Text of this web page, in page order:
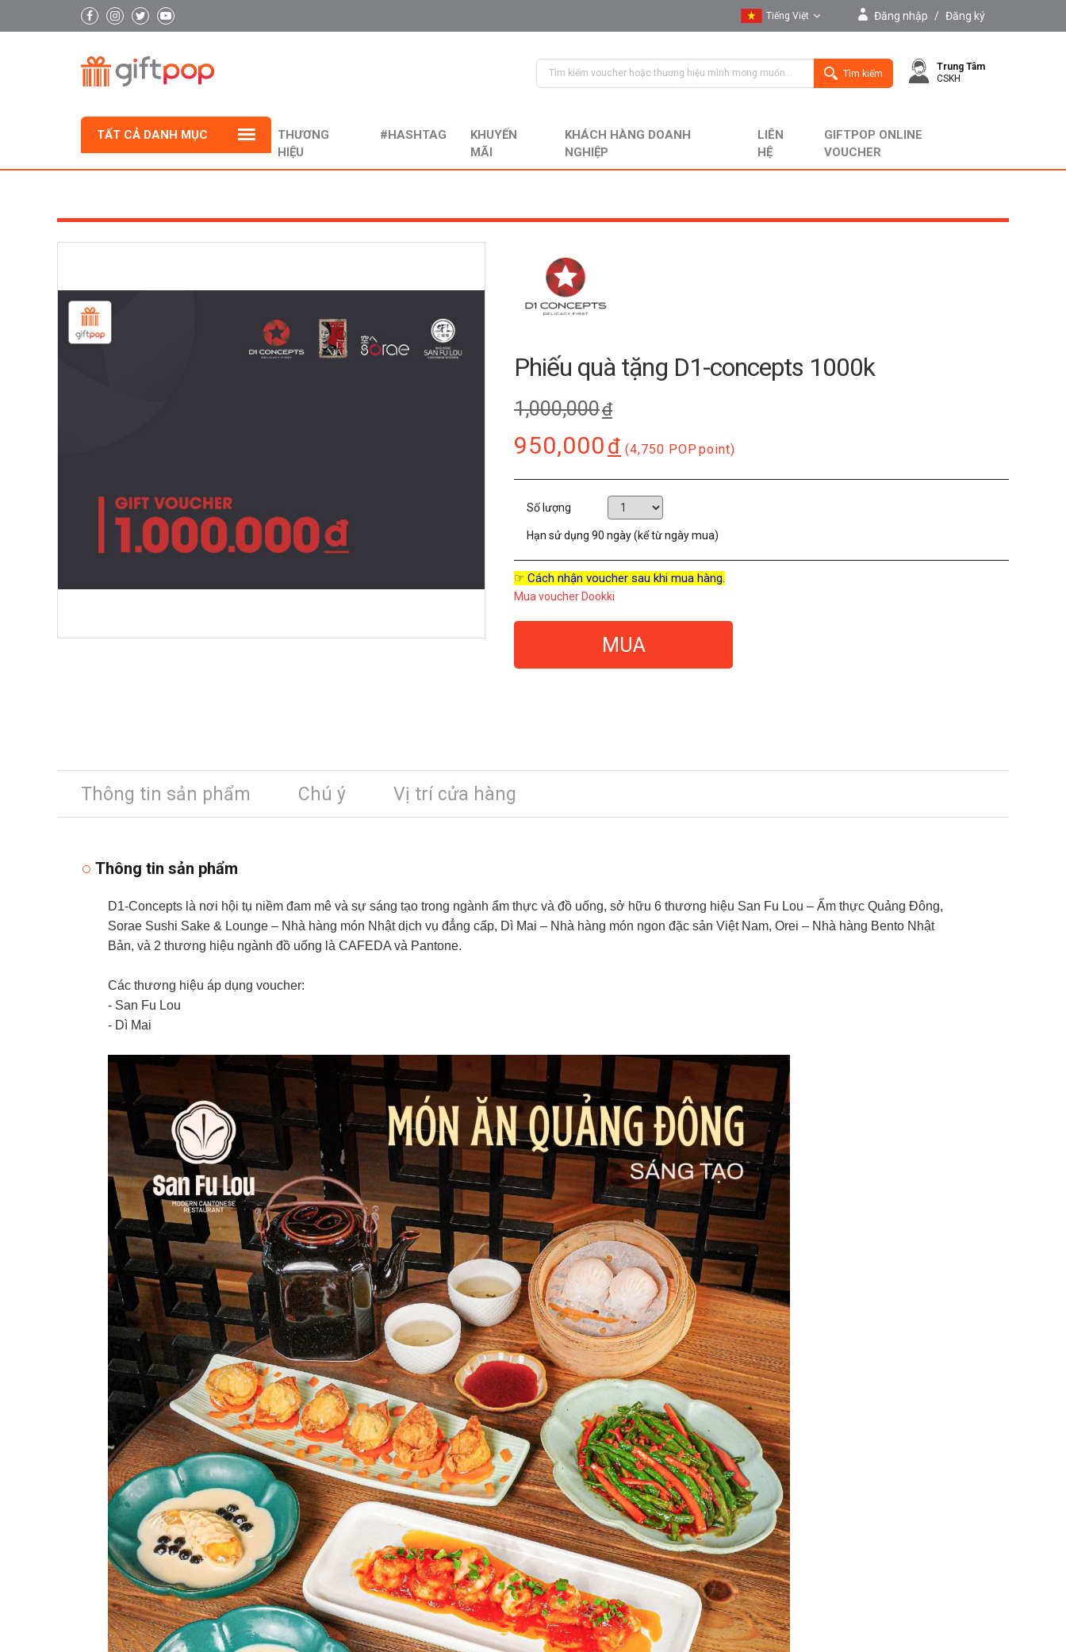
Tiếng Việt
English
Đăng nhập / Đăng ký
Tìm kiếm
Trung Tâm
CSKH
TẤT CẢ DANH MỤC
THƯƠNG
HIỆU
#HASHTAG
KHUYẾN
MÃI
KHÁCH HÀNG DOANH
NGHIỆP
LIÊN
HỆ
GIFTPOP ONLINE
VOUCHER
Phiếu quà tặng D1-concepts 1000k
1,000,000đ
950,000đ (4,750 POP point)
Số lượng
Hạn sử dụng 90 ngày (kể từ ngày mua)
☞ Cách nhận voucher sau khi mua hàng.
Mua voucher Dookki
MUA
Thông tin sản phẩm Chú ý Vị trí cửa hàng
Thông tin sản phẩm
D1-Concepts là nơi hội tụ niềm đam mê và sự sáng tạo trong ngành ẩm thực và đồ uống, sở hữu 6 thương hiệu San Fu Lou – Ẩm thực Quảng Đông,
Sorae Sushi Sake & Lounge – Nhà hàng món Nhật dịch vụ đẳng cấp, Dì Mai – Nhà hàng món ngon đặc sản Việt Nam, Orei – Nhà hàng Bento Nhật
Bản, và 2 thương hiệu ngành đồ uống là CAFEDA và Pantone.
Các thương hiệu áp dụng voucher:
- San Fu Lou
- Dì Mai